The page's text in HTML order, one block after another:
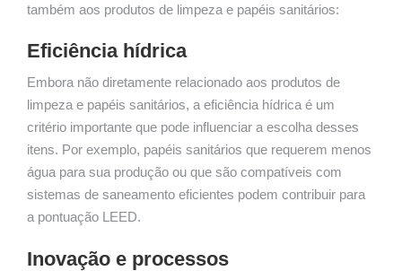
também aos produtos de limpeza e papéis sanitários:
Eficiência hídrica
Embora não diretamente relacionado aos produtos de
limpeza e papéis sanitários, a eficiência hídrica é um
critério importante que pode influenciar a escolha desses
itens. Por exemplo, papéis sanitários que requerem menos
água para sua produção ou que são compatíveis com
sistemas de saneamento eficientes podem contribuir para
a pontuação LEED.
Inovação e processos